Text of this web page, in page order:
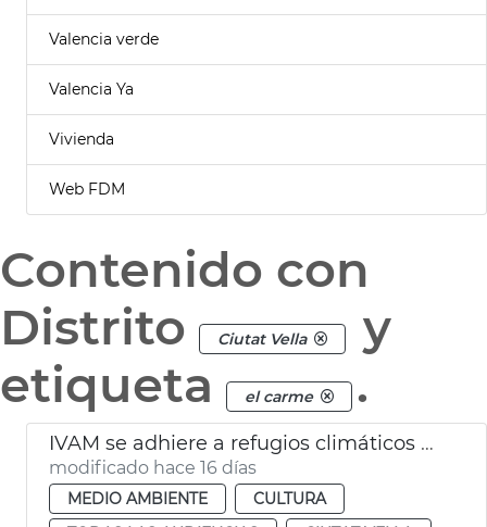
Valencia verde
Valencia Ya
Vivienda
Web FDM
Contenido con
Distrito
Ciutat Vella
y
etiqueta
el carme .
IVAM se adhiere a refugios climáticos València
modificado hace 16 días
MEDIO AMBIENTE
CULTURA